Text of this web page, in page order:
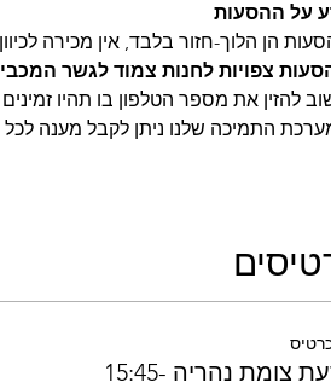
על ההסעות
הן הלוך-חזור בלבד, אין מכירה
צפויות לחנות צמוד לגשר
להזין את מספר הטלפון בו תהיו
התמיכה שלנו ניתן לקבל מענה
צומת נהריה -15:45